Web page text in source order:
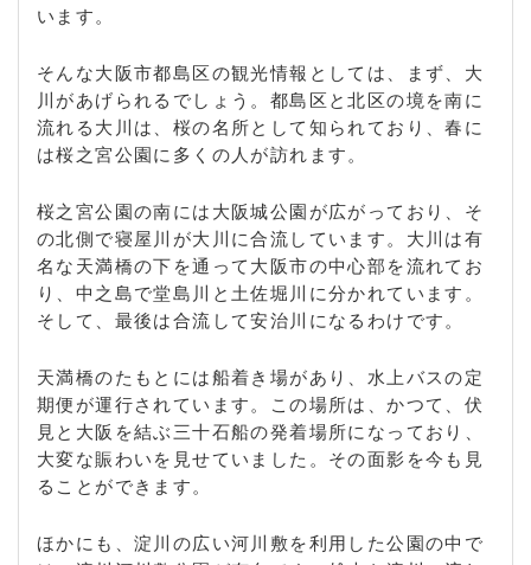
います。
そんな大阪市都島区の観光情報としては、まず、大
川があげられるでしょう。都島区と北区の境を南に
流れる大川は、桜の名所として知られており、春に
は桜之宮公園に多くの人が訪れます。
桜之宮公園の南には大阪城公園が広がっており、そ
の北側で寝屋川が大川に合流しています。大川は有
名な天満橋の下を通って大阪市の中心部を流れてお
り、中之島で堂島川と土佐堀川に分かれています。
そして、最後は合流して安治川になるわけです。
天満橋のたもとには船着き場があり、水上バスの定
期便が運行されています。この場所は、かつて、伏
見と大阪を結ぶ三十石船の発着場所になっており、
大変な賑わいを見せていました。その面影を今も見
ることができます。
ほかにも、淀川の広い河川敷を利用した公園の中で